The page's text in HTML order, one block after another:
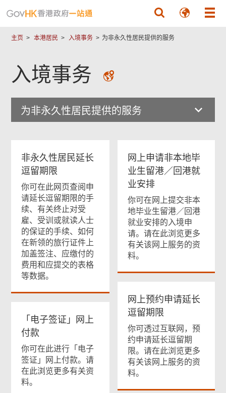
主页 本港居民 入境事务 为非永久性居民提供的服务
入境事务
为非永久性居民提供的服务
非永久性居民延长
逗留期限
你可在此网页查阅申
请延长逗留期限的手
续、有关终止对受
雇、受训或就读人士
的保证的手续、如何
在新领的旅行证件上
加盖签注、应缴付的
费用和应提交的表格
等数据。
网上申请非本地毕
业生留港／回港就
业安排
你可在网上提交非本
地毕业生留港／回港
就业安排的入境申
请。请在此浏览更多
有关该网上服务的资
料。
网上预约申请延长
逗留期限
你可透过互联网，预
约申请延长逗留期
限。请在此浏览更多
有关该网上服务的资
料。
「电子签证」网上
付款
你可在此进行「电子
签证」网上付款。请
在此浏览更多有关资
料。